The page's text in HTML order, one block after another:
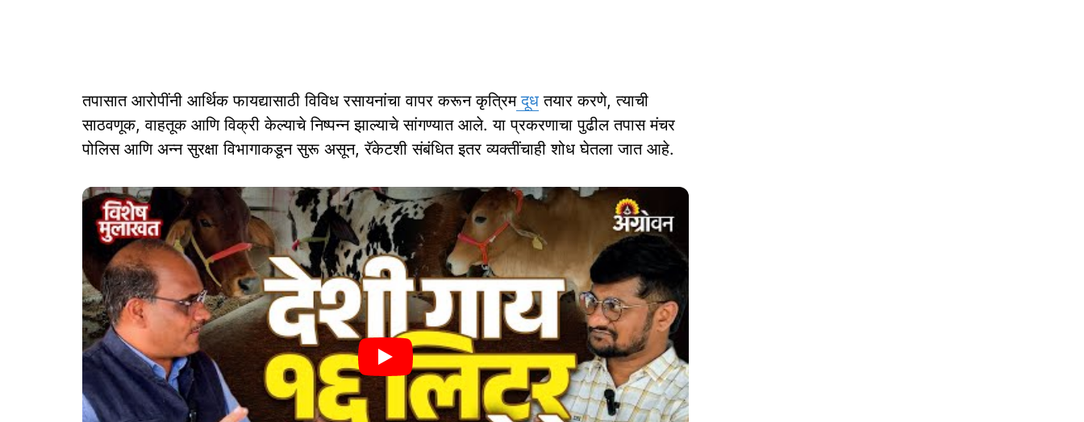
तपासात आरोपींनी आर्थिक फायद्यासाठी विविध रसायनांचा वापर करून कृत्रिमदूध तयार करणे, त्याची
साठवणूक, वाहतूक आणि विक्री केल्याचे निष्पन्न झाल्याचे सांगण्यात आले. या प्रकरणाचा पुढील तपास मंचर
पोलिस आणि अन्न सुरक्षा विभागाकडून सुरू असून, रॅकेटशी संबंधित इतर व्यक्तींचाही शोध घेतला जात आहे.